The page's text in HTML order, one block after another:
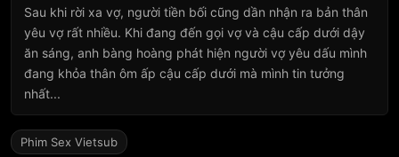
Sau khi rời xa vợ, người tiền bối cũng dần nhận ra bản thân
yêu vợ rất nhiều. Khi đang đến gọi vợ và cậu cấp dưới dậy
ăn sáng, anh bàng hoàng phát hiện người vợ yêu dấu mình
đang khỏa thân ôm ấp cậu cấp dưới mà mình tin tưởng
nhất...
Phim Sex Vietsub